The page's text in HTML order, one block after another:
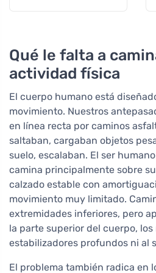
Qué le falta a
actividad física
El cuerpo humano está
movimiento. Nuestros
en línea recta por caminos
saltaban, cargaban objetos
suelo, escalaban. El ser
camina principalmente sobre
calzado estable con
movimiento muy limitado.
extremidades inferiores, pero
la parte superior del cuerpo,
estabilizadores profundos ni al
El problema también radica en